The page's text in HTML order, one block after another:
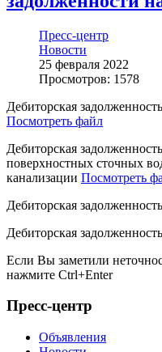
Пресс-центр
Новости
25 февраля 2022
Просмотров: 1578
Дебиторская
Посмотреть файл
Дебиторская
поверхностных сточных
канализации Посмотреть
Дебиторская
Дебиторская
Если Вы заметили
нажмите Ctrl+Enter
Пресс-центр
Объявления